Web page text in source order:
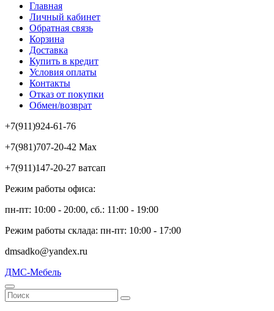
Главная
Личный кабинет
Обратная связь
Корзина
Доставка
Купить в кредит
Условия оплаты
Контакты
Отказ от покупки
Обмен/возврат
+7(911)924-61-76
+7(981)707-20-42 Max
+7(911)147-20-27 ватсап
Режим работы офиса:
пн-пт: 10:00 - 20:00, сб.: 11:00 - 19:00
Режим работы склада: пн-пт: 10:00 - 17:00
dmsadko@yandex.ru
ДМС-Мебель